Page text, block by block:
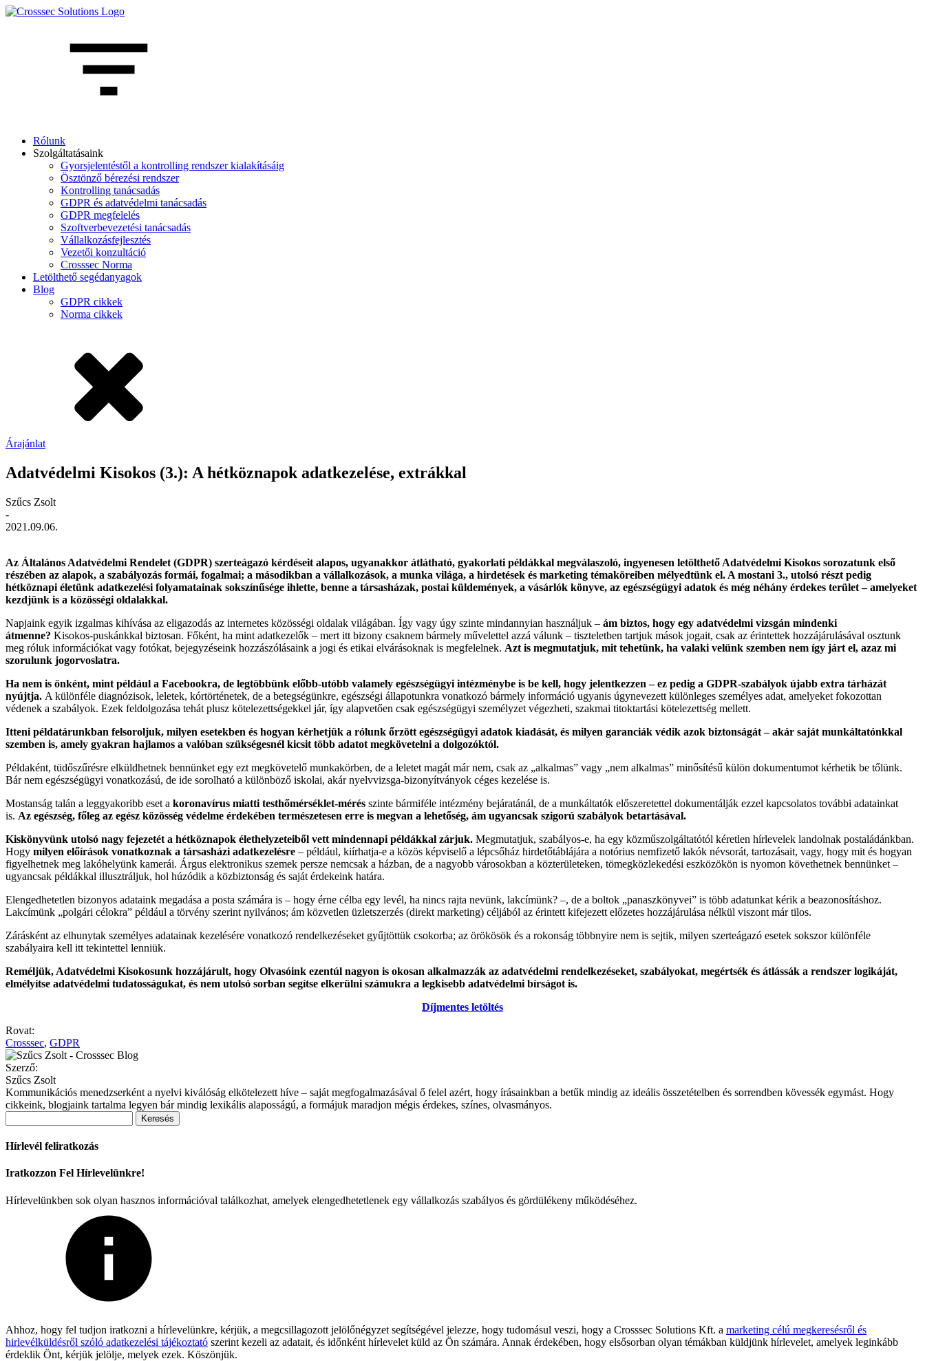
Rólunk
Szolgáltatásaink
Gyorsjelentéstől a kontrolling rendszer kialakításáig
Ösztönző bérezési rendszer
Kontrolling tanácsadás
GDPR és adatvédelmi tanácsadás
GDPR megfelelés
Szoftverbevezetési tanácsadás
Vállalkozásfejlesztés
Vezetői konzultáció
Crosssec Norma
Letölthető segédanyagok
Blog
GDPR cikkek
Norma cikkek
Árajánlat
Adatvédelmi Kisokos (3.): A hétköznapok adatkezelése, extrákkal
Szűcs Zsolt
-
2021.09.06.
Az Általános Adatvédelmi Rendelet (GDPR) szerteágazó kérdéseit alapos, ugyanakkor átlátható, gyakorlati példákkal megválaszoló, ingyenesen letölthető Adatvédelmi Kisokos sorozatunk első
részében az alapok, a szabályozás formái, fogalmai; a másodikban a vállalkozások, a munka világa, a hirdetések és marketing témaköreiben mélyedtünk el. A mostani 3., utolsó részt pedig
hétköznapi életünk adatkezelési folyamatainak sokszínűsége ihlette, benne a társasházak, postai küldemények, a vásárlók könyve, az egészségügyi adatok és még néhány érdekes terület – amelyeket
kezdjünk is a közösségi oldalakkal.
Napjaink egyik izgalmas kihívása az eligazodás az internetes közösségi oldalak világában. Így vagy úgy szinte mindannyian használjuk – ám biztos, hogy egy adatvédelmi vizsgán mindenki
átmenne? Kisokos-puskánkkal biztosan. Főként, ha mint adatkezelők – mert itt bizony csaknem bármely művelettel azzá válunk – tiszteletben tartjuk mások jogait, csak az érintettek hozzájárulásával osztunk
meg róluk információkat vagy fotókat, bejegyzéseink hozzászólásaink a jogi és etikai elvárásoknak is megfelelnek. Azt is megmutatjuk, mit tehetünk, ha valaki velünk szemben nem így járt el, azaz mi
szorulunk jogorvoslatra.
Ha nem is önként, mint például a Facebookra, de legtöbbünk előbb-utóbb valamely egészségügyi intézménybe is be kell, hogy jelentkezzen – ez pedig a GDPR-szabályok újabb extra tárházát
nyújtja. A különféle diagnózisok, leletek, kórtörténetek, de a betegségünkre, egészségi állapotunkra vonatkozó bármely információ ugyanis úgynevezett különleges személyes adat, amelyeket fokozottan
védenek a szabályok. Ezek feldolgozása tehát plusz kötelezettségekkel jár, így alapvetően csak egészségügyi személyzet végezheti, szakmai titoktartási kötelezettség mellett.
Itteni példatárunkban felsoroljuk, milyen esetekben és hogyan kérhetjük a rólunk őrzött egészségügyi adatok kiadását, és milyen garanciák védik azok biztonságát – akár saját munkáltatónkkal
szemben is, amely gyakran hajlamos a valóban szükségesnél kicsit több adatot megkövetelni a dolgozóktól.
Példaként, tüdőszűrésre elküldhetnek bennünket egy ezt megkövetelő munkakörben, de a leletet magát már nem, csak az „alkalmas” vagy „nem alkalmas” minősítésű külön dokumentumot kérhetik be tőlünk.
Bár nem egészségügyi vonatkozású, de ide sorolható a különböző iskolai, akár nyelvvizsga-bizonyítványok céges kezelése is.
Mostanság talán a leggyakoribb eset a koronavírus miatti testhőmérséklet-mérés szinte bármiféle intézmény bejáratánál, de a munkáltatók előszeretettel dokumentálják ezzel kapcsolatos további adatainkat
is. Az egészség, főleg az egész közösség védelme érdekében természetesen erre is megvan a lehetőség, ám ugyancsak szigorú szabályok betartásával.
Kiskönyvünk utolsó nagy fejezetét a hétköznapok élethelyzeteiből vett mindennapi példákkal zárjuk. Megmutatjuk, szabályos-e, ha egy közműszolgáltatótól kéretlen hírlevelek landolnak postaládánkban.
Hogy milyen előírások vonatkoznak a társasházi adatkezelésre – például, kiírhatja-e a közös képviselő a lépcsőház hirdetőtáblájára a notórius nemfizető lakók névsorát, tartozásait, vagy, hogy mit és hogyan
figyelhetnek meg lakóhelyünk kamerái. Árgus elektronikus szemek persze nemcsak a házban, de a nagyobb városokban a közterületeken, tömegközlekedési eszközökön is nyomon követhetnek bennünket –
ugyancsak példákkal illusztráljuk, hol húzódik a közbiztonság és saját érdekeink határa.
Elengedhetetlen bizonyos adataink megadása a posta számára is – hogy érne célba egy levél, ha nincs rajta nevünk, lakcímünk? –, de a boltok „panaszkönyvei” is több adatunkat kérik a beazonosításhoz.
Lakcímünk „polgári célokra” például a törvény szerint nyilvános; ám közvetlen üzletszerzés (direkt marketing) céljából az érintett kifejezett előzetes hozzájárulása nélkül viszont már tilos.
Zárásként az elhunytak személyes adatainak kezelésére vonatkozó rendelkezéseket gyűjtöttük csokorba; az örökösök és a rokonság többnyire nem is sejtik, milyen szerteágazó esetek sokszor különféle
szabályaira kell itt tekintettel lenniük.
Reméljük, Adatvédelmi Kisokosunk hozzájárult, hogy Olvasóink ezentúl nagyon is okosan alkalmazzák az adatvédelmi rendelkezéseket, szabályokat, megértsék és átlássák a rendszer logikáját,
elmélyítse adatvédelmi tudatosságukat, és nem utolsó sorban segítse elkerülni számukra a legkisebb adatvédelmi bírságot is.
Díjmentes letöltés
Rovat:
Crosssec, GDPR
Szerző:
Szűcs Zsolt
Kommunikációs menedzserként a nyelvi kiválóság elkötelezett híve – saját megfogalmazásával ő felel azért, hogy írásainkban a betűk mindig az ideális összetételben és sorrendben kövessék egymást. Hogy
cikkeink, blogjaink tartalma legyen bár mindig lexikális alaposságú, a formájuk maradjon mégis érdekes, színes, olvasmányos.
Hírlevél feliratkozás
Iratkozzon Fel Hírlevelünkre!
Hírlevelünkben sok olyan hasznos információval találkozhat, amelyek elengedhetetlenek egy vállalkozás szabályos és gördülékeny működéséhez.
Ahhoz, hogy fel tudjon iratkozni a hírlevelünkre, kérjük, a megcsillagozott jelölőnégyzet segítségével jelezze, hogy tudomásul veszi, hogy a Crosssec Solutions Kft. a marketing célú megkeresésről és
hirlevélküldésről szóló adatkezelési tájékoztató szerint kezeli az adatait, és időnként hírlevelet küld az Ön számára. Annak érdekében, hogy elsősorban olyan témákban küldjünk hírlevelet, amelyek leginkább
érdeklik Önt, kérjük jelölje, melyek ezek. Köszönjük.